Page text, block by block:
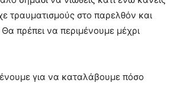
τραυματισμούς στο παρελθόν και
Θα πρέπει να περιμένουμε μέχρι
για να καταλάβουμε πόσο